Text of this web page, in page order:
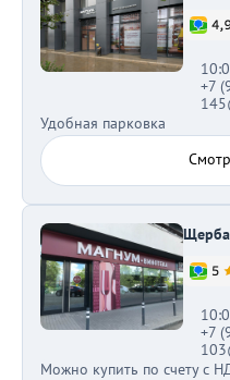
+7
Удобная парковка
+7
Можно купить по счету с